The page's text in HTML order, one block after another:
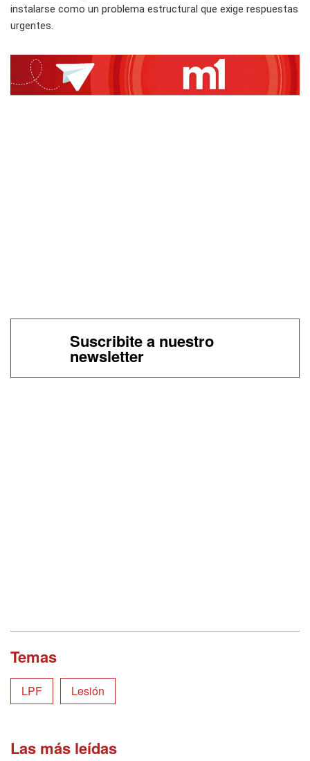
instalarse como un problema estructural que exige respuestas
urgentes.
Suscribite a nuestro
newsletter
Temas
LPF Lesión
Las más leídas